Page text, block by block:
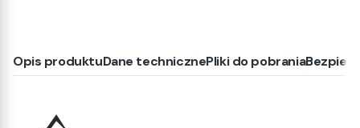
Opis produktuDane technicznePliki do pobrania